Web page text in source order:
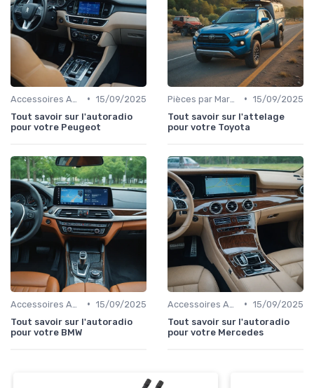
• 15/09/2025
Tout savoir sur l'autoradio
pour votre Peugeot
• 15/09/2025
Tout savoir sur l'attelage
pour votre Toyota
• 15/09/2025
Tout savoir sur l'autoradio
pour votre BMW
• 15/09/2025
Tout savoir sur l'autoradio
pour votre Mercedes